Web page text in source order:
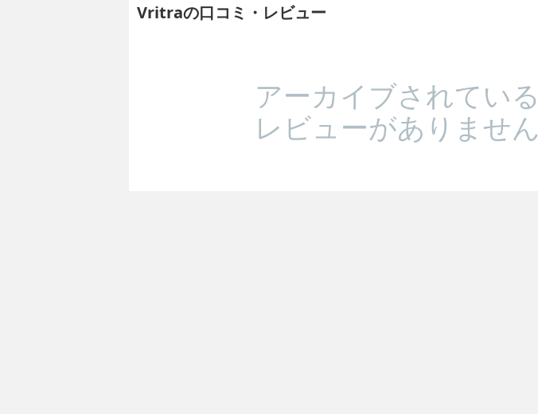
Vritraの口コミ・レビュー
アーカイブされている
レビューがありません